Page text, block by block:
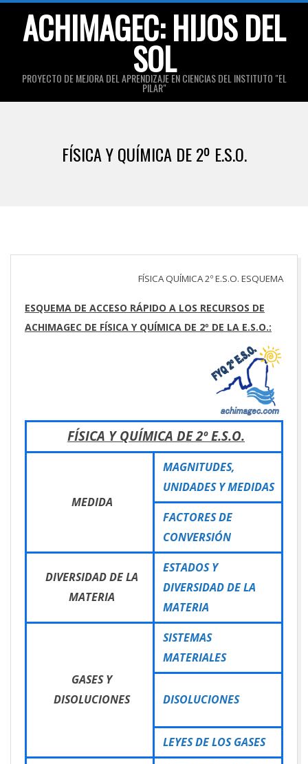
ACHIMAGEC: HIJOS DEL
SOL
PROYECTO DE MEJORA DEL APRENDIZAJE EN CIENCIAS DEL INSTITUTO "EL
PILAR"
FÍSICA Y QUÍMICA DE 2º E.S.O.
FÍSICA QUÍMICA 2º E.S.O. ESQUEMA
ESQUEMA DE ACCESO RÁPIDO A LOS RECURSOS DE
ACHIMAGEC DE FÍSICA Y QUÍMICA DE 2º DE LA E.S.O.:
FÍSICA Y QUÍMICA DE 2º E.S.O.
MEDIDA
MAGNITUDES,
UNIDADES Y MEDIDAS
FACTORES DE
CONVERSIÓN
DIVERSIDAD DE LA
MATERIA
ESTADOS Y
DIVERSIDAD DE LA
MATERIA
GASES Y
DISOLUCIONES
SISTEMAS
MATERIALES
DISOLUCIONES
LEYES DE LOS GASES